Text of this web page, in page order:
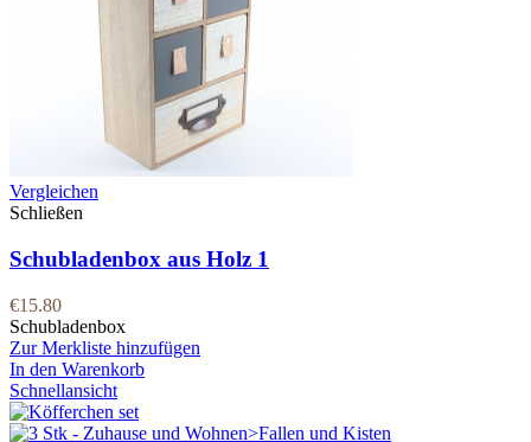
Vergleichen
Schließen
Schubladenbox aus Holz 1
€15.80
Schubladenbox
Zur Merkliste hinzufügen
In den Warenkorb
Schnellansicht